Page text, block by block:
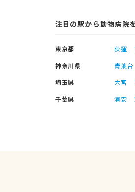
注目の駅から動物病院
東京都 荻窪
神奈川県
青葉台
埼玉県
大宮
千葉県
浦安